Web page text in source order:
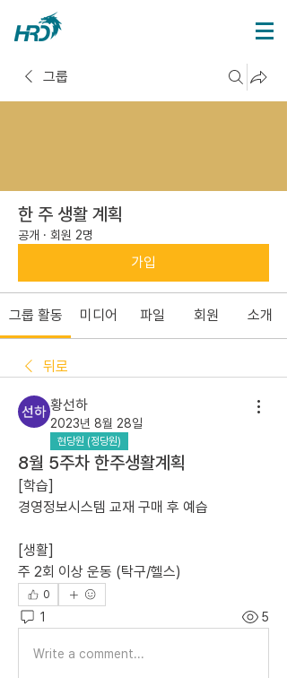
그룹
한 주 생활 계획
공개 · 회원 2명
가입
그룹 활동 미디어 파일 회원 소개
뒤로
황선하
2023년 8월 28일
현당원 (정당원)
8월 5주차 한주생활계획
[학습]
경영정보시스템 교재 구매 후 예습
[생활]
주 2회 이상 운동 (탁구/헬스)
0
1 5
Write a comment...